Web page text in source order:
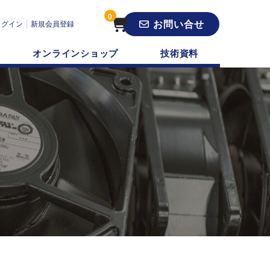
イン 新規会員登録
0
お問い合せ
オンラインショップ 技術資料